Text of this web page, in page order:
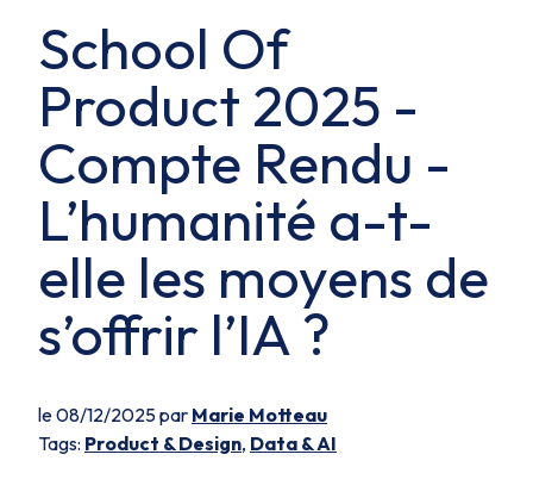
School Of
Product 2025 -
Compte Rendu -
L’humanité a-t-
elle les moyens de
s’offrir l’IA ?
le 08/12/2025 par Marie Motteau
Tags: Product & Design, Data & AI